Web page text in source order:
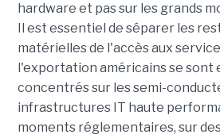
hardware et pas sur les grands
Il est essentiel de séparer les
matérielles de l'accès aux
l'exportation américains se
concentrés sur les semi-
infrastructures IT haute
moments réglementaires, sur